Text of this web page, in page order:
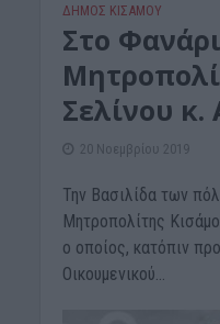
ΔΉΜΟΣ ΚΙΣΆΜΟΥ
Στο
Σελίνου κ.
20 Νοεμβρίου 2019
Την Βασιλίδα των
Μητροπολίτης
ο οποίος, κατόπιν
Οικουμενικού...